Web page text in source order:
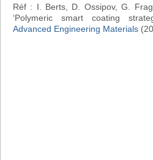
Réf : I. Berts, D. Ossipov, G.
‘Polymeric smart coating
Advanced Engineering Materials